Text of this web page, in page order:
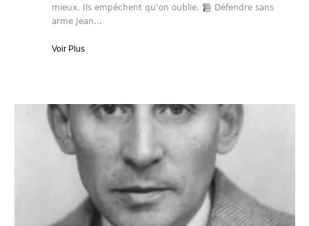
mieux. Ils empêchent qu’on oublie.
Défendre sans
arme Jean...
Voir Plus